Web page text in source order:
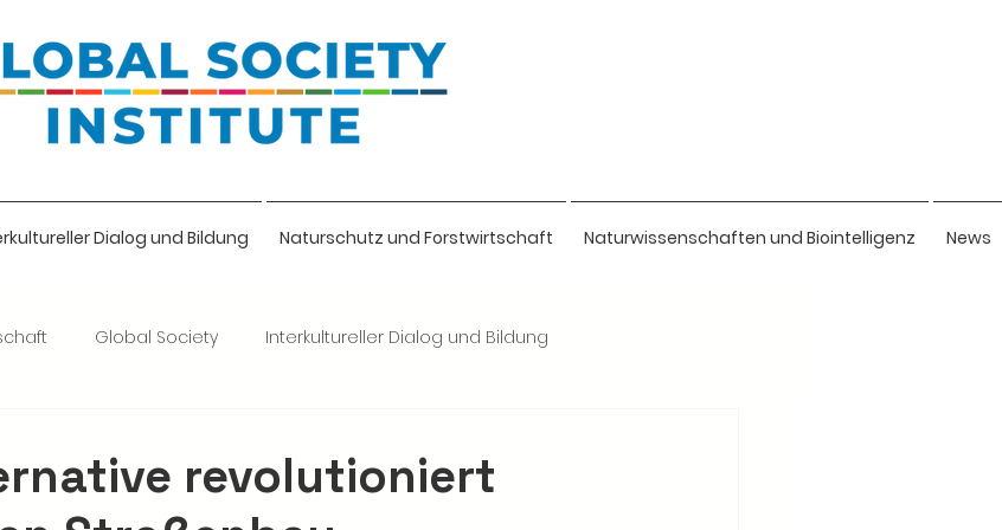
Dialog und Bildung Naturschutz und Forstwirtschaft Naturwissenschaften und Biointelligenz News
Global Society Interkultureller Dialog und Bildung
revolutioniert